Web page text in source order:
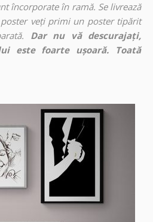
încorporate în ramă. Se livrează
veți primi un poster tipărit
Dar nu vă descurajați,
este foarte ușoară. Toată